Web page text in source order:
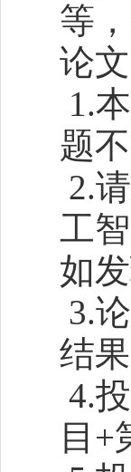
等
论
1.
题
2.
工
如
3.
结
4.
目+